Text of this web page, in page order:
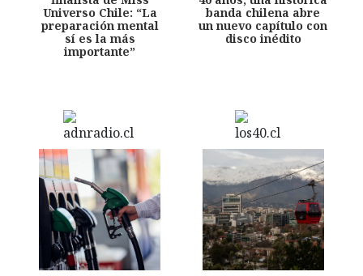
Universo Chile: “La
preparación mental
sí es la más
importante”
banda chilena abre
un nuevo capítulo con
disco inédito